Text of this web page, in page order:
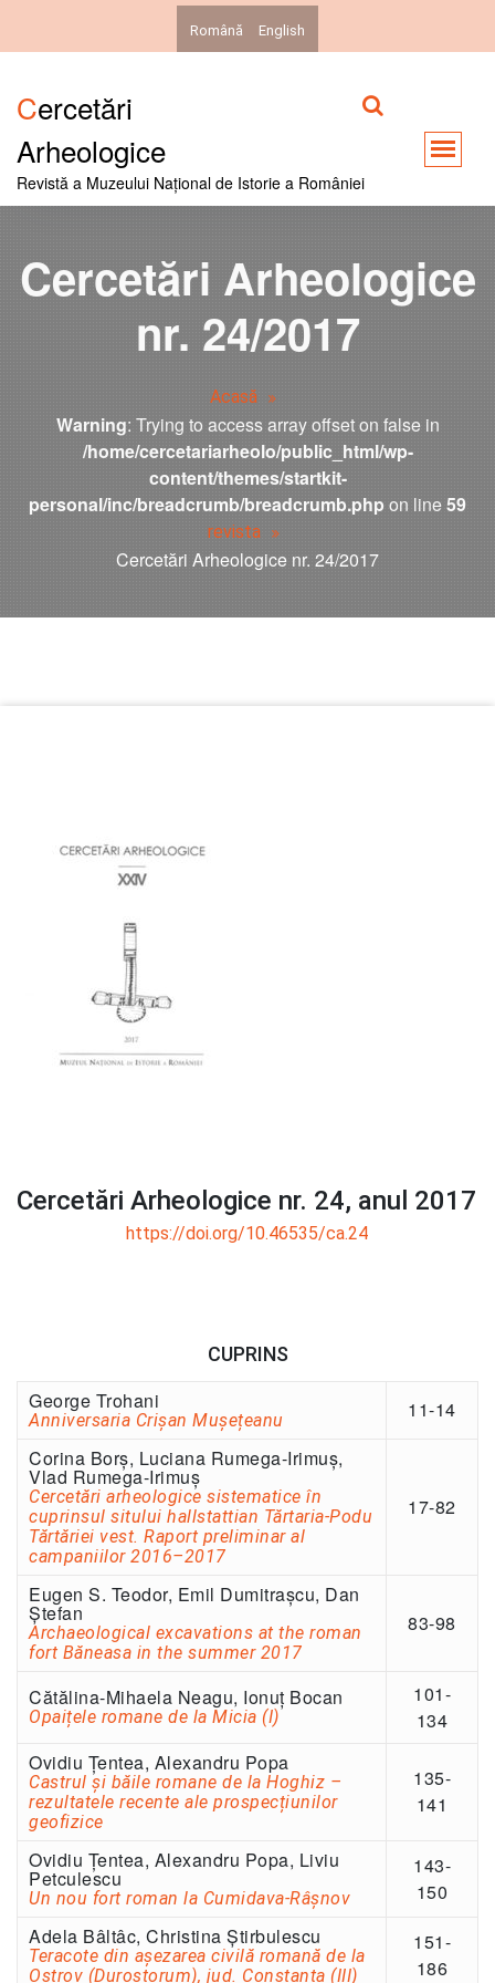
Română English
Cercetări
Arheologice
Revistă a Muzeului Național de Istorie a României
Cercetări Arheologice
nr. 24/2017
Acasă
Warning: Trying to access array offset on false in
/home/cercetariarheolo/public_html/wp-
content/themes/startkit-
personal/inc/breadcrumb/breadcrumb.php on line59
revista
Cercetări Arheologice nr. 24/2017
Cercetări Arheologice nr. 24, anul 2017
https://doi.org/10.46535/ca.24
CUPRINS
George Trohani
Anniversaria Crișan Mușețeanu
11-14
Corina Borș, Luciana Rumega-Irimuș,
Vlad Rumega-Irimuș
Cercetări arheologice sistematice în
cuprinsul sitului hallstattian Tărtaria-Podu
Tărtăriei vest. Raport preliminar al
campaniilor 2016–2017
17-82
Eugen S. Teodor, Emil Dumitrașcu, Dan
Ștefan
Archaeological excavations at the roman
fort Băneasa in the summer 2017
83-98
Cătălina-Mihaela Neagu, Ionuț Bocan
Opaițele romane de la Micia (I)
101-
134
Ovidiu Țentea, Alexandru Popa
Castrul și băile romane de la Hoghiz –
rezultatele recente ale prospecțiunilor
geofizice
135-
141
Ovidiu Țentea, Alexandru Popa, Liviu
Petculescu
Un nou fort roman la Cumidava-Râşnov
143-
150
Adela Bâltâc, Christina Știrbulescu
Teracote din așezarea civilă romană de la
Ostrov (Durostorum), jud. Constanța (III)
151-
186